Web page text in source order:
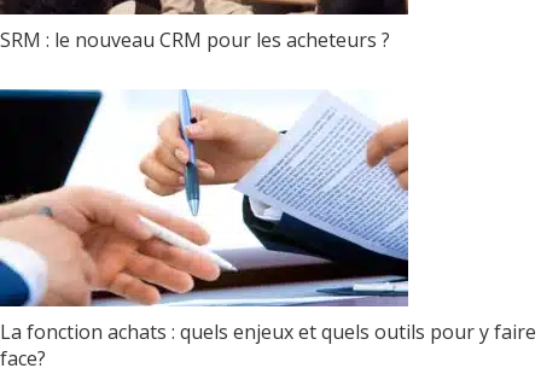
SRM : le nouveau CRM pour les acheteurs ?
La fonction achats : quels enjeux et quels outils pour y faire
face?